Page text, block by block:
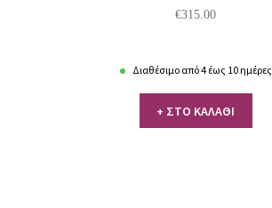
€315.00
Διαθέσιμο από 4 έως 10 ημέρες
+ ΣΤΟ ΚΑΛΑΘΙ